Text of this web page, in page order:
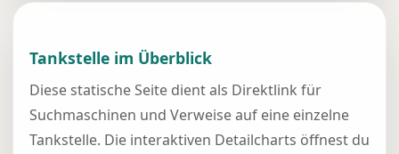
Tankstelle im Überblick
Diese statische Seite dient als Direktlink für
Suchmaschinen und Verweise auf eine einzelne
Tankstelle. Die interaktiven Detailcharts öffnest du